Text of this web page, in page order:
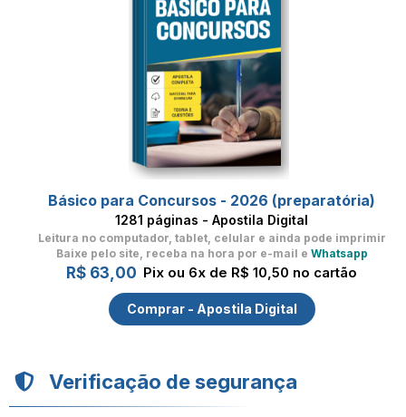
Básico para Concursos - 2026 (preparatória)
1281 páginas - Apostila Digital
Leitura no computador, tablet, celular e ainda pode imprimir
Baixe pelo site, receba na hora por e-mail e Whatsapp
R$ 63,00 Pix ou 6x de R$ 10,50 no cartão
Comprar - Apostila Digital
Verificação de segurança